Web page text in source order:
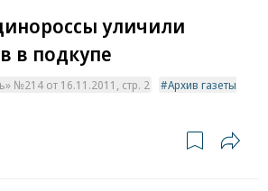
уличили
в подкупе
№214 от 16.11.2011, стр. 2
Архив газеты